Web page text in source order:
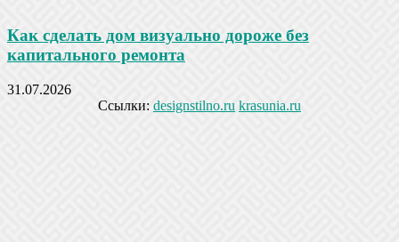
Как сделать дом визуально дороже без
капитального ремонта
31.07.2026
Ссылки: designstilno.ru krasunia.ru